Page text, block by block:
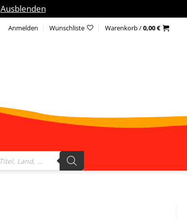
Ausblenden
Anmelden Wunschliste Warenkorb /0,00€